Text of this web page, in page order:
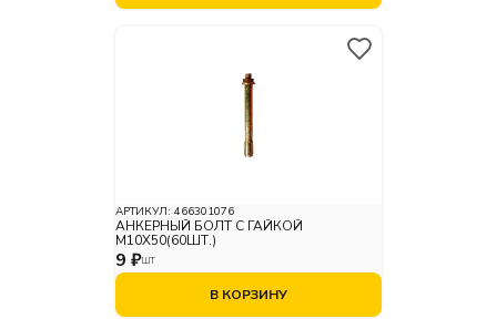
АРТИКУЛ: 466301076
АНКЕРНЫЙ БОЛТ С ГАЙКОЙ
М10X50(60ШТ.)
9 ₽ШТ
В КОРЗИНУ